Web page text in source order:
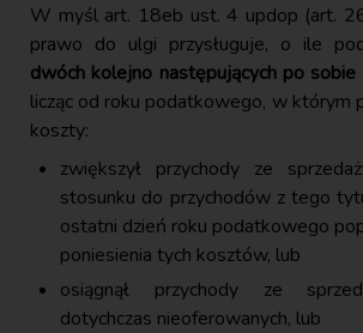
W myśl art. 18eb ust. 4 updop (art.
prawo do ulgi przysługuje, o ile
dwóch kolejno następujących po
licząc od roku podatkowego, w którym
koszty:
zwiększył przychody ze
stosunku do przychodów z tego
ostatni dzień roku podatkowego
poniesienia tych kosztów, lub
osiągnął przychody ze
dotychczas nieoferowanych, lub